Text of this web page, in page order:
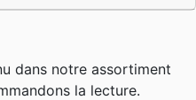
dans notre assortiment
la lecture.